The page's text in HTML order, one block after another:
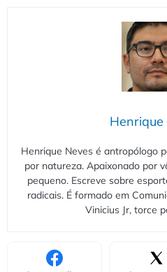
Henrique
Henrique Neves é antropólogo
por natureza. Apaixonado por
pequeno. Escreve sobre
radicais. É formado em
Vinicius Jr, torce